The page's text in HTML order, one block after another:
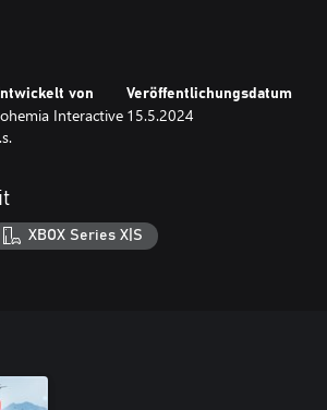
einmal pro Account gekauft werden und
von
Interactive
Veröffentlichungsdatum
15.5.2024
XBOX Series X|S